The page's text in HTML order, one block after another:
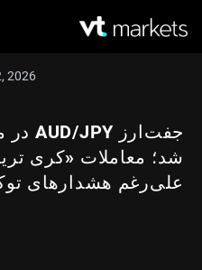
شد؛ معاملات «کری
علی‌رغم هشدارهای
2026